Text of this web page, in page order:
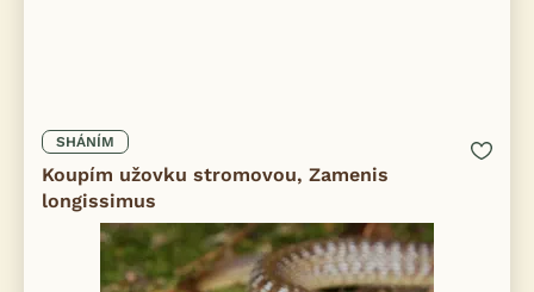
SHÁNÍM
Koupím užovku stromovou, Zamenis
longissimus